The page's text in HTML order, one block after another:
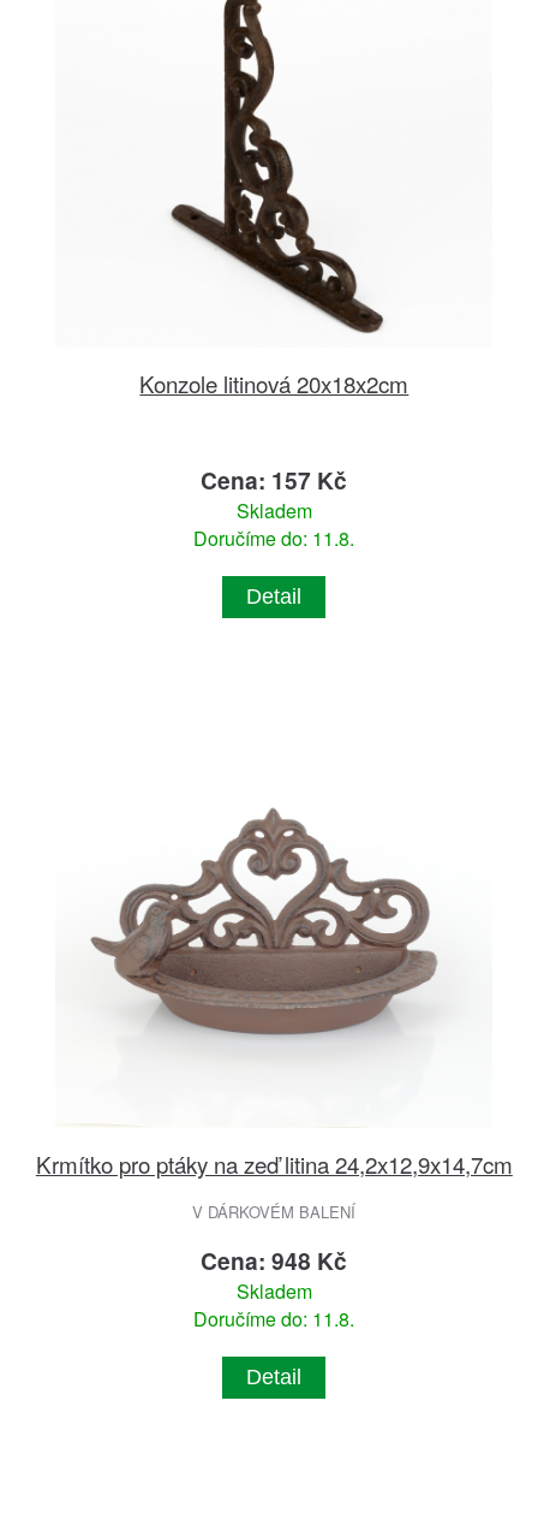
Konzole litinová 20x18x2cm
Cena: 157 Kč
Skladem
Doručíme do: 11.8.
Detail
Krmítko pro ptáky na zeď litina 24,2x12,9x14,7cm
V DÁRKOVÉM BALENÍ
Cena: 948 Kč
Skladem
Doručíme do: 11.8.
Detail